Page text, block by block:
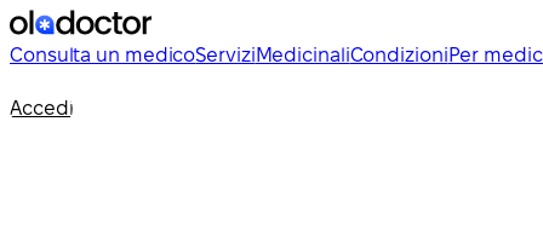
Consulta un medicoServiziMedicinaliCondizioniPer
Accedi